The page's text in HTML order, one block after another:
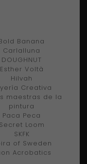
Banana
Carlalluna
DOUGHNUT
Esther Voltà
Hilvah
Creativa
maestras de la
pintura
Paca Peca
Secret Loom
SKFK
of Sweden
Acrobatics